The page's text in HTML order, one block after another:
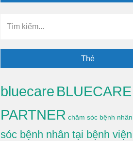
Thẻ
bluecare BLUECARE
PARTNER chăm sóc bệnh nhân
sóc bệnh nhân tại bệnh viện